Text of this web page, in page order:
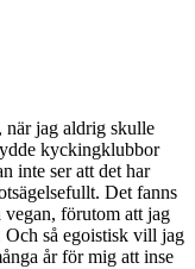
när jag aldrig skulle
kyckingklubbor
inte ser att det har
Det fanns
förutom att jag
Och så egoistisk vill jag
år för mig att inse